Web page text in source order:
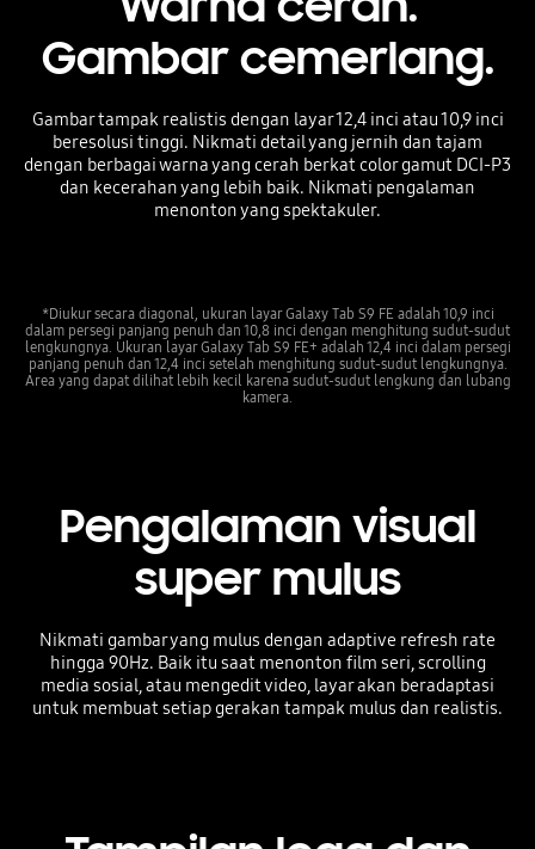
Gambar cemerlang.
Gambar tampak realistis dengan layar 12,4 inci atau 10,9 inci
beresolusi tinggi. Nikmati detail yang jernih dan tajam
dengan berbagai warna yang cerah berkat color gamut DCI-P3
dan kecerahan yang lebih baik. Nikmati pengalaman
menonton yang spektakuler.
*Diukur secara diagonal, ukuran layar Galaxy Tab S9 FE adalah 10,9 inci
dalam persegi panjang penuh dan 10,8 inci dengan menghitung sudut-sudut
lengkungnya. Ukuran layar Galaxy Tab S9 FE+ adalah 12,4 inci dalam persegi
panjang penuh dan 12,4 inci setelah menghitung sudut-sudut lengkungnya.
Area yang dapat dilihat lebih kecil karena sudut-sudut lengkung dan lubang
kamera.
Pengalaman visual
super mulus
Nikmati gambar yang mulus dengan adaptive refresh rate
hingga 90Hz. Baik itu saat menonton film seri, scrolling
media sosial, atau mengedit video, layar akan beradaptasi
untuk membuat setiap gerakan tampak mulus dan realistis.